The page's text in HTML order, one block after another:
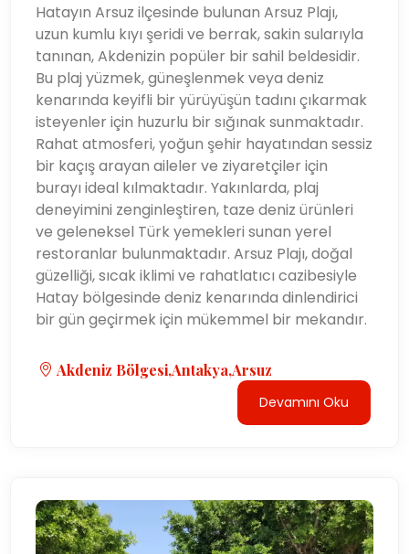
Hatayın Arsuz ilçesinde bulunan Arsuz Plajı,
uzun kumlu kıyı şeridi ve berrak, sakin sularıyla
tanınan, Akdenizin popüler bir sahil beldesidir.
Bu plaj yüzmek, güneşlenmek veya deniz
kenarında keyifli bir yürüyüşün tadını çıkarmak
isteyenler için huzurlu bir sığınak sunmaktadır.
Rahat atmosferi, yoğun şehir hayatından sessiz
bir kaçış arayan aileler ve ziyaretçiler için
burayı ideal kılmaktadır. Yakınlarda, plaj
deneyimini zenginleştiren, taze deniz ürünleri
ve geleneksel Türk yemekleri sunan yerel
restoranlar bulunmaktadır. Arsuz Plajı, doğal
güzelliği, sıcak iklimi ve rahatlatıcı cazibesiyle
Hatay bölgesinde deniz kenarında dinlendirici
bir gün geçirmek için mükemmel bir mekandır.
Akdeniz Bölgesi,Antakya,Arsuz
Devamını Oku